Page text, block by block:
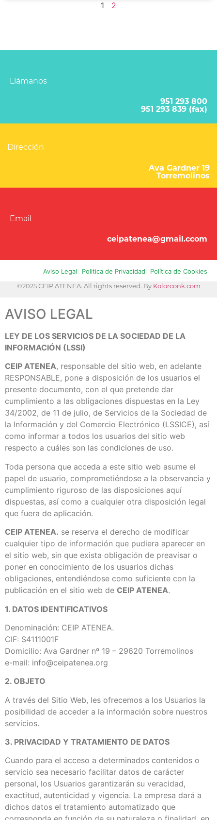
1 2
Llámanos
951 293 800
951 293 839 (fax)
Dirección
Ava Gardner 19
Torremolinos
Email
ceipatenea@gmail.ccom
Aviso Legal Politica de Privacidad
Política de Cookies
©2025 CEIP ATENEA. All rights reserved. By Kolorconk.com
AVISO LEGAL
LEY DE LOS SERVICIOS DE LA SOCIEDAD DE LA
INFORMACIÓN (LSSI)
CEIP ATENEA, responsable del sitio web, en adelante
RESPONSABLE, pone a disposición de los usuarios el
presente documento, con el que pretende dar
cumplimiento a las obligaciones dispuestas en la Ley
34/2002, de 11 de julio, de Servicios de la Sociedad de
la Información y del Comercio Electrónico (LSSICE), así
como informar a todos los usuarios del sitio web
respecto a cuáles son las condiciones de uso.
Toda persona que acceda a este sitio web asume el
papel de usuario, comprometiéndose a la observancia y
cumplimiento riguroso de las disposiciones aquí
dispuestas, así como a cualquier otra disposición legal
que fuera de aplicación.
CEIP ATENEA. se reserva el derecho de modificar
cualquier tipo de información que pudiera aparecer en
el sitio web, sin que exista obligación de preavisar o
poner en conocimiento de los usuarios dichas
obligaciones, entendiéndose como suficiente con la
publicación en el sitio web de CEIP ATENEA.
1. DATOS IDENTIFICATIVOS
Denominación: CEIP ATENEA.
CIF: S4111001F
Domicilio: Ava Gardner nº 19 – 29620 Torremolinos
e-mail: info@ceipatenea.org
2. OBJETO
A través del Sitio Web, les ofrecemos a los Usuarios la
posibilidad de acceder a la información sobre nuestros
servicios.
3. PRIVACIDAD Y TRATAMIENTO DE DATOS
Cuando para el acceso a determinados contenidos o
servicio sea necesario facilitar datos de carácter
personal, los Usuarios garantizarán su veracidad,
exactitud, autenticidad y vigencia. La empresa dará a
dichos datos el tratamiento automatizado que